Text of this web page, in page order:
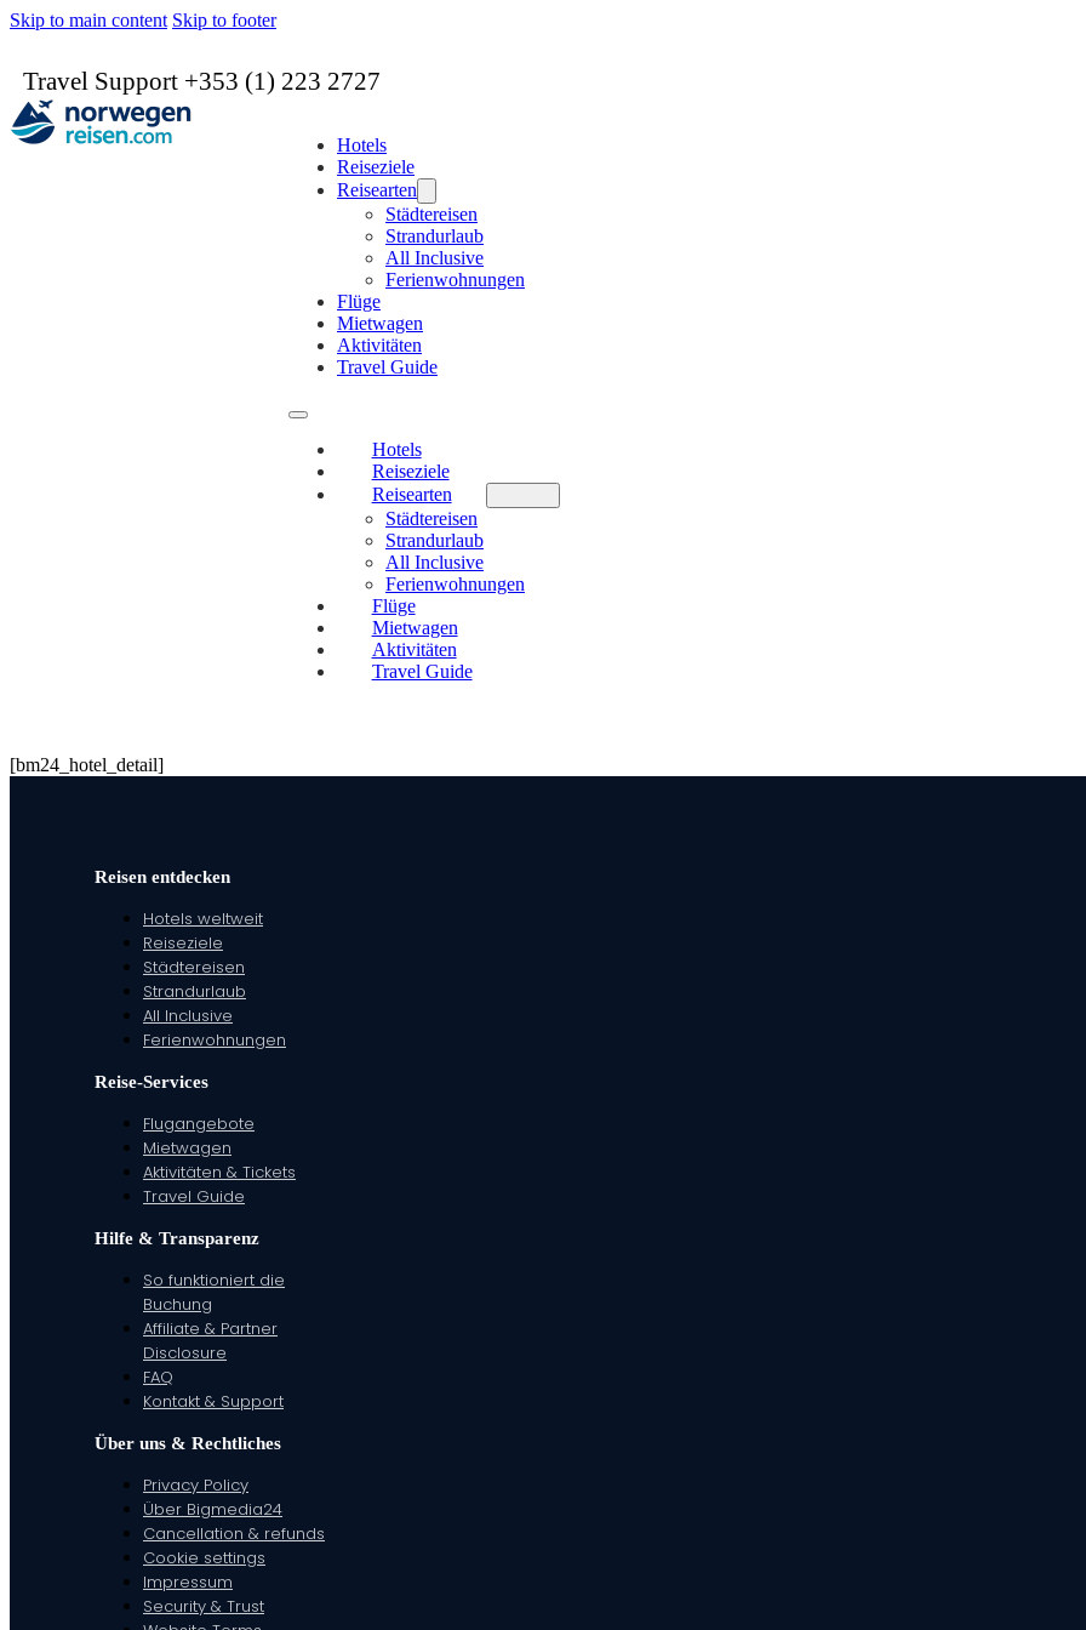
Skip to main content Skip to footer
Travel Support +353 (1) 223 2727
Hotels
Reiseziele
Reisearten
Städtereisen
Strandurlaub
All Inclusive
Ferienwohnungen
Flüge
Mietwagen
Aktivitäten
Travel Guide
Hotels
Reiseziele
Reisearten
Städtereisen
Strandurlaub
All Inclusive
Ferienwohnungen
Flüge
Mietwagen
Aktivitäten
Travel Guide
[bm24_hotel_detail]
Reisen entdecken
Hotels weltweit
Reiseziele
Städtereisen
Strandurlaub
All Inclusive
Ferienwohnungen
Reise-Services
Flugangebote
Mietwagen
Aktivitäten & Tickets
Travel Guide
Hilfe & Transparenz
So funktioniert die
Buchung
Affiliate & Partner
Disclosure
FAQ
Kontakt & Support
Über uns & Rechtliches
Privacy Policy
Über Bigmedia24
Cancellation & refunds
Cookie settings
Impressum
Security & Trust